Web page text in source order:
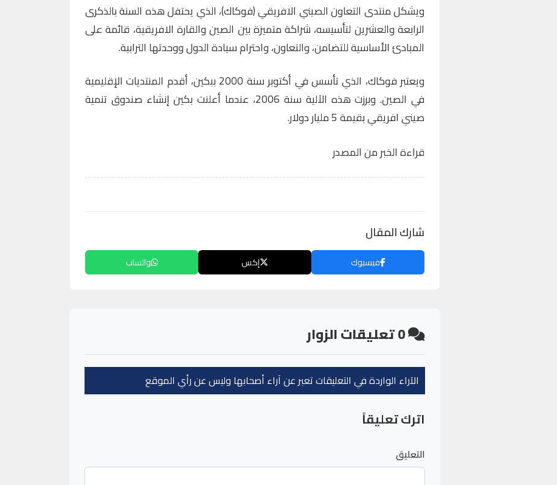
ويشكل منتدى التعاون الصيني الافريقي (فوكاك)، الذي يحتفل هذه السنة بالذكرى
الرابعة والعشرين لتأسيسه، شراكة متميزة بين الصين والقارة الافريقية، قائمة على
المبادئ الأساسية للتضامن، والتعاون، واحترام سيادة الدول ووحدتها الترابية.
ويعتبر فوكاك، الذي تأسس في أكتوبر سنة 2000 ببكين، أقدم المنتديات الإقليمية
في الصين. وبرزت هذه الآلية سنة 2006، عندما أعلنت بكين إنشاء صندوق تنمية
صيني افريقي بقيمة 5 مليار دولار.
قراءة الخبر من المصدر
شارك المقال
فيسبوك إكس واتساب
0تعليقات الزوار
الآراء الواردة في التعليقات تعبر عن آراء أصحابها وليس عن رأي الموقع
اترك تعليقاً
التعليق